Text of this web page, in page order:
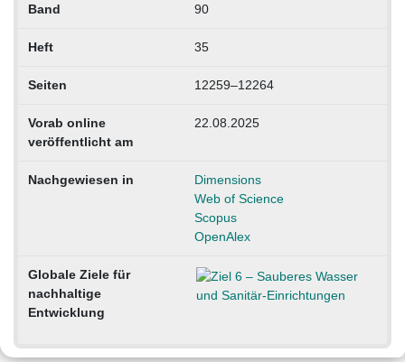
Band 90
Heft 35
Seiten 12259–12264
Vorab online
veröffentlicht am
22.08.2025
Nachgewiesen in
Dimensions
Web of Science
Scopus
OpenAlex
Globale Ziele für
nachhaltige
Entwicklung